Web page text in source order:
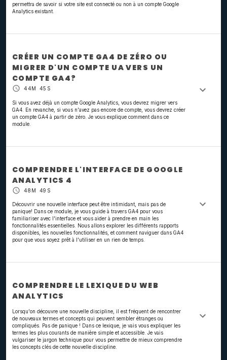
permettra de savoir si votre site est connecté ou non à un compte Google
Analytics existant.
CRÉER UN COMPTE GA4 DE ZÉRO OU
MIGRER D'UN COMPTE UA VERS UN
COMPTE GA4?
44M 45S
Si vous avez déjà un compte Google Analytics, vous devrez migrer vers
GA4. En revanche, si vous n'avez pas encore de compte, vous devrez créer
un compte GA4 à partir de zéro. Je vous explique comment dans ce
module.
COMPRENDRE L'INTERFACE DE GOOGLE
ANALYTICS 4
48M 49S
Découvrir une nouvelle interface peut être intimidant, mais pas de
panique! Dans ce module, je vous guide à travers GA4 pour vous
familiariser avec l'interface et vous aider à prendre en main les
fonctionnalités essentielles. Nous allons explorer les différents rapports
disponibles, les nouvelles fonctionnalités, et comment naviguer dans GA4
pour que vous soyez prêt à l'utiliser en un rien de temps.
COMPRENDRE LE LEXIQUE DU WEB
ANALYTICS
Lorsqu'on découvre une nouvelle discipline, il est fréquent de rencontrer
de nouveaux termes et concepts qui peuvent sembler étranges ou
compliqués. Pas de panique ! Dans ce lexique, je vais vous expliquer les
termes les plus courants de manière simple et accessible. Je vais
vulgariser le jargon technique pour vous permettre de mieux comprendre
les concepts clés de cette nouvelle discipline.